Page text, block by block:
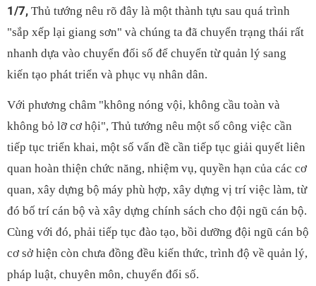
1/7, Thủ tướng nêu rõ đây là một thành tựu sau quá trình
"sắp xếp lại giang sơn" và chúng ta đã chuyển trạng thái rất
nhanh dựa vào chuyển đổi số để chuyển từ quản lý sang
kiến tạo phát triển và phục vụ nhân dân.
Với phương châm "không nóng vội, không cầu toàn và
không bỏ lỡ cơ hội", Thủ tướng nêu một số công việc cần
tiếp tục triển khai, một số vấn đề cần tiếp tục giải quyết liên
quan hoàn thiện chức năng, nhiệm vụ, quyền hạn của các cơ
quan, xây dựng bộ máy phù hợp, xây dựng vị trí việc làm, từ
đó bố trí cán bộ và xây dựng chính sách cho đội ngũ cán bộ.
Cùng với đó, phải tiếp tục đào tạo, bồi dưỡng đội ngũ cán bộ
cơ sở hiện còn chưa đồng đều kiến thức, trình độ về quản lý,
pháp luật, chuyên môn, chuyển đổi số.